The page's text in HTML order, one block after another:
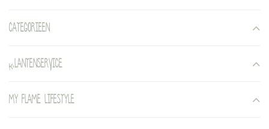
Categorieen
Klantenservice
My Flame Lifestyle